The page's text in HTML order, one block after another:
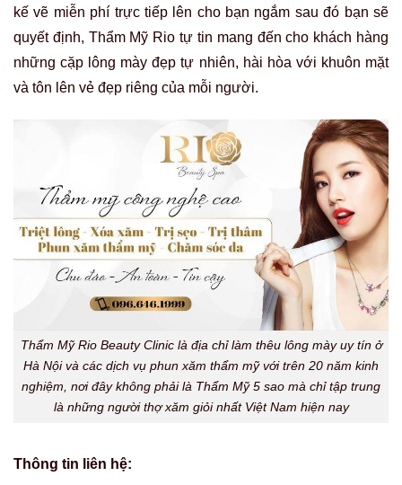
kế vẽ miễn phí trực tiếp lên cho bạn ngắm sau đó bạn sẽ
quyết định, Thẩm Mỹ Rio tự tin mang đến cho khách hàng
những cặp lông mày đẹp tự nhiên, hài hòa với khuôn mặt
và tôn lên vẻ đẹp riêng của mỗi người.
Thẩm Mỹ Rio Beauty Clinic là địa chỉ làm thêu lông mày uy tín ở
Hà Nội và các dịch vụ phun xăm thẩm mỹ với trên 20 năm kinh
nghiệm, nơi đây không phải là Thẩm Mỹ 5 sao mà chỉ tập trung
là những người thợ xăm giỏi nhất Việt Nam hiện nay
Thông tin liên hệ: